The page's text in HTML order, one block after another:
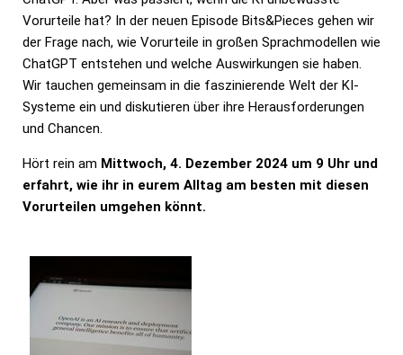
Vorurteile hat? In der neuen Episode Bits&Pieces gehen wir
der Frage nach, wie Vorurteile in großen Sprachmodellen wie
ChatGPT entstehen und welche Auswirkungen sie haben.
Wir tauchen gemeinsam in die faszinierende Welt der KI-
Systeme ein und diskutieren über ihre Herausforderungen
und Chancen.
Hört rein am Mittwoch, 4. Dezember 2024 um 9 Uhr und
erfahrt, wie ihr in eurem Alltag am besten mit diesen
Vorurteilen umgehen könnt.